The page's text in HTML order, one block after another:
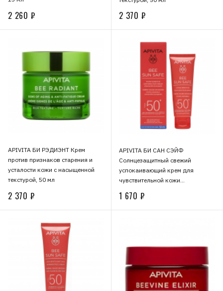
2 260 ₽ 2 370 ₽
APIVITA БИ РЭДИЭНТ Крем
против признаков старения и
усталости кожи с насыщенной
текстурой, 50 мл
2 370 ₽
APIVITA БИ САН СЭЙФ
Солнцезащитный свежий
успокаивающий крем для
чувствительной кожи
1 670 ₽